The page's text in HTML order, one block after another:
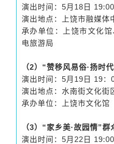
演出时间：5月18日 19:00
演出地点：上饶市融媒体
承办单位：上饶市文化
电旅游局
（2）“赞移风易俗·扬时
演出时间：5月19日 19：
演出地点：水南街文化街
承办单位：上饶市文化馆
（3）“家乡美·故园情”群
演出时间：5月22日 19:00